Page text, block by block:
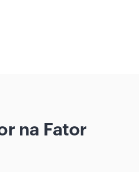
na Fator